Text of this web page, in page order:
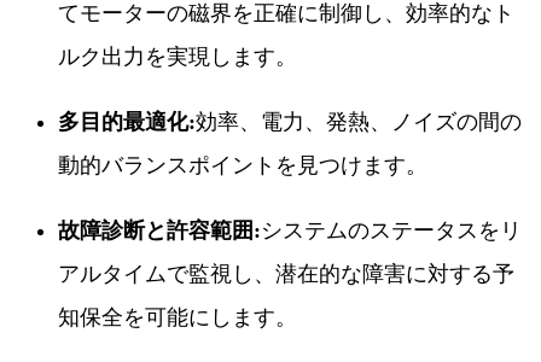
てモーターの磁界を正確に制御し、効率的なト
ルク出力を実現します。
多目的最適化:効率、電力、発熱、ノイズの間の
動的バランスポイントを見つけます。
故障診断と許容範囲:システムのステータスをリ
アルタイムで監視し、潜在的な障害に対する予
知保全を可能にします。